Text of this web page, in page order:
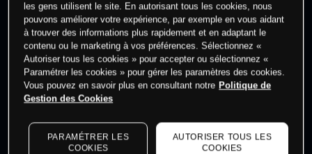
Commencez à trader
dernières données du marché.Log into see latest
market data
les gens utilisent le site. En autorisant tous les cookies, nous
pouvons améliorer votre expérience, par exemple en vous aidant
à trouver des informations plus rapidement et en adaptant le
contenu ou le marketing à vos préférences. Sélectionnez «
Autoriser tous les cookies » pour accepter ou sélectionnez «
Paramétrer les cookies » pour gérer les paramètres des cookies.
Vous pouvez en savoir plus en consultant notre Politique de
Gestion des Cookies
PARAMÉTRER LES
COOKIES
AUTORISER TOUS LES
COOKIES